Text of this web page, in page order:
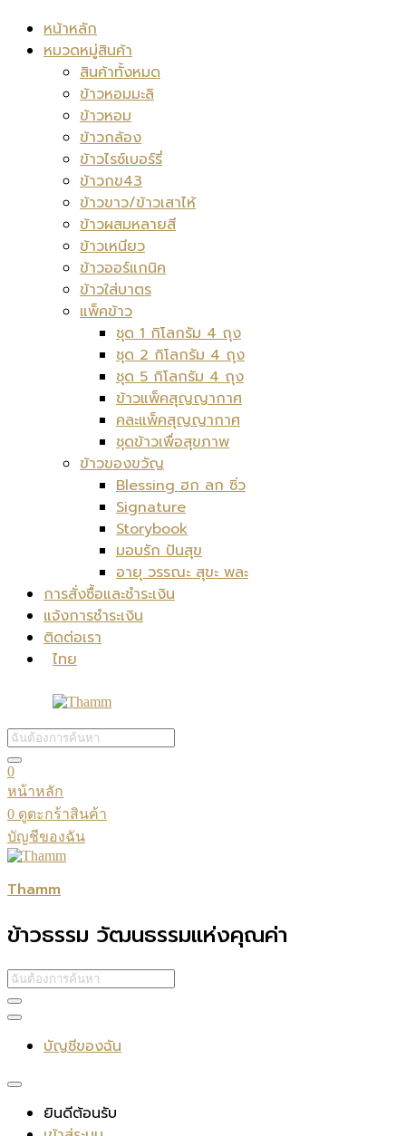
หน้าหลัก
หมวดหมู่สินค้า
สินค้าทั้งหมด
ข้าวหอมมะลิ
ข้าวหอม
ข้าวกล้อง
ข้าวไรซ์เบอร์รี่
ข้าวกข43
ข้าวขาว/ข้าวเสาไห้
ข้าวผสมหลายสี
ข้าวเหนียว
ข้าวออร์แกนิค
ข้าวใส่บาตร
แพ็คข้าว
ชุด 1 กิโลกรัม 4 ถุง
ชุด 2 กิโลกรัม 4 ถุง
ชุด 5 กิโลกรัม 4 ถุง
ข้าวแพ็คสุญญากาศ
คละแพ็คสุญญากาศ
ชุดข้าวเพื่อสุขภาพ
ข้าวของขวัญ
Blessing ฮก ลก ซิ่ว
Signature
Storybook
มอบรัก ปันสุข
อายุ วรรณะ สุขะ พละ
การสั่งซื้อและชำระเงิน
แจ้งการชำระเงิน
ติดต่อเรา
ไทย
0
หน้าหลัก
0 ดูตะกร้าสินค้า
บัญชีของฉัน
Thamm
ข้าวธรรม วัฒนธรรมแห่งคุณค่า
บัญชีของฉัน
ยินดีต้อนรับ